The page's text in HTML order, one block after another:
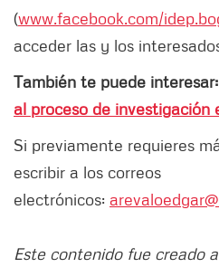
(www.facebook.com/
acceder las y los
También te puede interesar:
al proceso de investigación
Si previamente requieres
escribir a los correos
electrónicos:
Este contenido fue creado